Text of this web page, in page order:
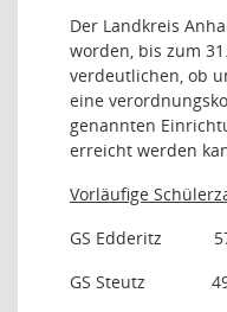
Der Landkreis
worden, bis zum
verdeutlichen, ob
eine
genannten
erreicht werden
Vorläufige
GS Edderitz
GS Steutz